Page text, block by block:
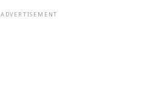
ADVERTISEMENT